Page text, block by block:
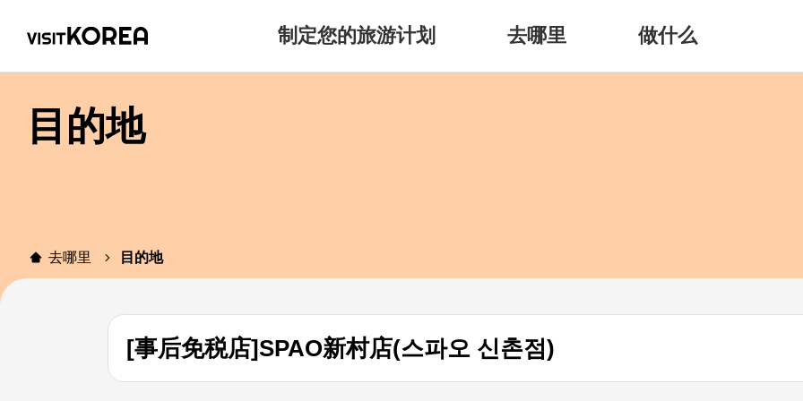
制定您的旅游计划 去哪里 做什么
目的地
去哪里 目的地
[事后免税店]SPAO新村店(스파오 신촌점)